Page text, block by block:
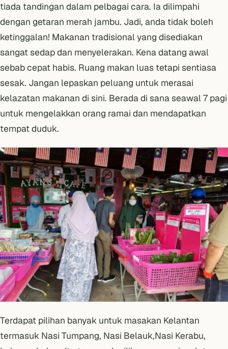
tiada tandingan dalam pelbagai cara. Ia dilimpahi
dengan getaran merah jambu. Jadi, anda tidak boleh
ketinggalan! Makanan tradisional yang disediakan
sangat sedap dan menyelerakan. Kena datang awal
sebab cepat habis. Ruang makan luas tetapi sentiasa
sesak. Jangan lepaskan peluang untuk merasai
kelazatan makanan di sini. Berada di sana seawal 7 pagi
untuk mengelakkan orang ramai dan mendapatkan
tempat duduk.
Terdapat pilihan banyak untuk masakan Kelantan
termasuk Nasi Tumpang, Nasi Belauk,Nasi Kerabu,